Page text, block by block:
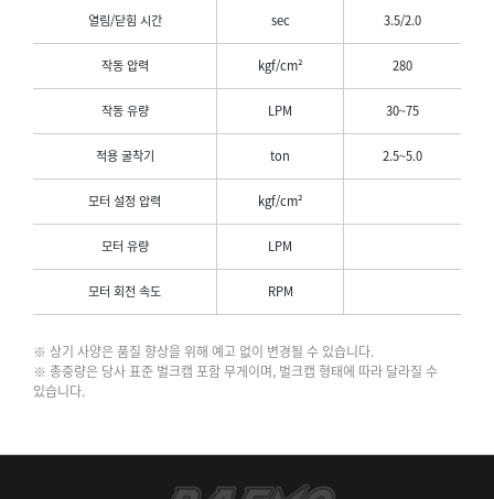
열림/닫힘 시간 sec 3.5/2.0
작동 압력 kgf/cm² 280
작동 유량 LPM 30~75
적용 굴착기 ton 2.5~5.0
모터 설정 압력 kgf/cm²
모터 유량 LPM
모터 회전 속도 RPM
※ 상기 사양은 품질 향상을 위해 예고 없이 변경될 수 있습니다.
※ 총중량은 당사 표준 벌크캡 포함 무게이며, 벌크캡 형태에 따라 달라질 수
있습니다.